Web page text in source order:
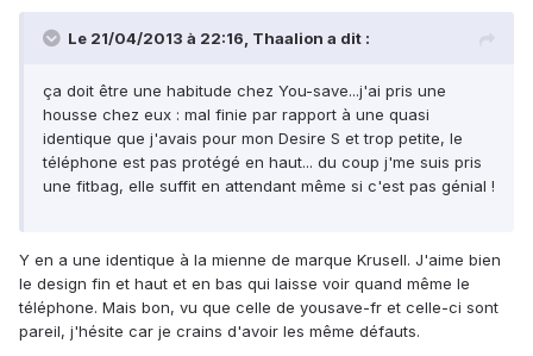
Le 21/04/2013 à 22:16, Thaalion a dit :
ça doit être une habitude chez You-save...j'ai pris une
housse chez eux : mal finie par rapport à une quasi
identique que j'avais pour mon Desire S et trop petite, le
téléphone est pas protégé en haut... du coup j'me suis pris
une fitbag, elle suffit en attendant même si c'est pas génial !
Y en a une identique à la mienne de marque Krusell. J'aime bien
le design fin et haut et en bas qui laisse voir quand même le
téléphone. Mais bon, vu que celle de yousave-fr et celle-ci sont
pareil, j'hésite car je crains d'avoir les même défauts.